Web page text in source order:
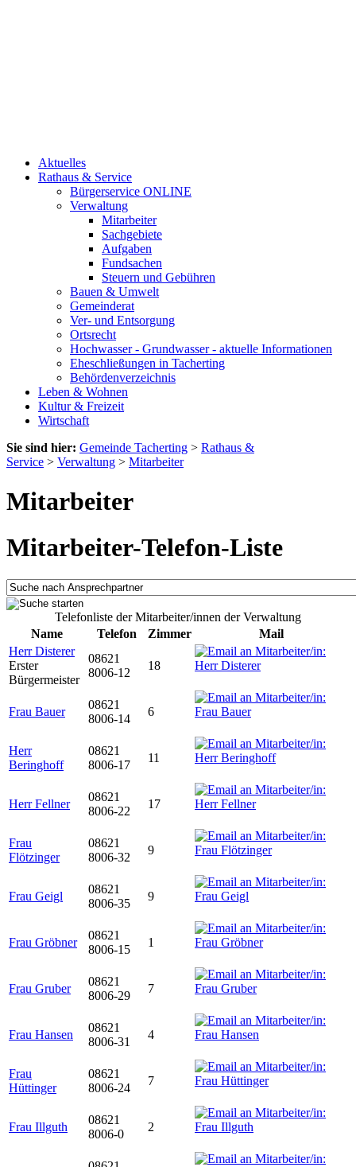
Aktuelles
Rathaus & Service
Bürgerservice ONLINE
Verwaltung
Mitarbeiter
Sachgebiete
Aufgaben
Fundsachen
Steuern und Gebühren
Bauen & Umwelt
Gemeinderat
Ver- und Entsorgung
Ortsrecht
Hochwasser - Grundwasser - aktuelle Informationen
Eheschließungen in Tacherting
Behördenverzeichnis
Leben & Wohnen
Kultur & Freizeit
Wirtschaft
Sie sind hier: Gemeinde Tacherting > Rathaus &
Service > Verwaltung > Mitarbeiter
Mitarbeiter
Mitarbeiter-Telefon-Liste
Telefonliste der Mitarbeiter/innen der Verwaltung
Name
Telefon Zimmer
Mail
Herr Disterer
Erster
Bürgermeister
08621
8006-12
18
Frau Bauer
08621
8006-14
6
Herr
Beringhoff
08621
8006-17
11
Herr Fellner
08621
8006-22
17
Frau
Flötzinger
08621
8006-32
9
Frau Geigl
08621
8006-35
9
Frau Gröbner
08621
8006-15
1
Frau Gruber
08621
8006-29
7
Frau Hansen
08621
8006-31
4
Frau
Hüttinger
08621
8006-24
7
Frau Illguth
08621
8006-0
2